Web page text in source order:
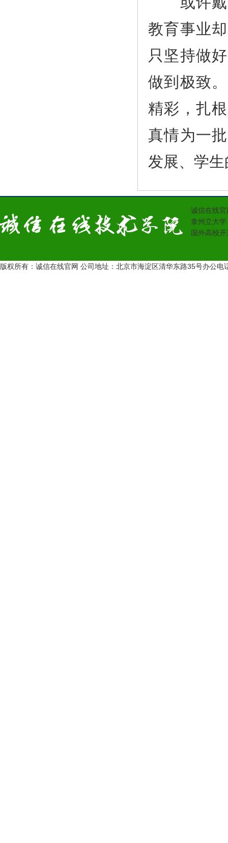
教育事业
只坚持做
做到极致
精彩，扎
真情为一
发展、学
诚信在线
拿州立大
国外高校
版权所有：诚信在线官网 公司地址：北京市海淀区清华东路35号办公